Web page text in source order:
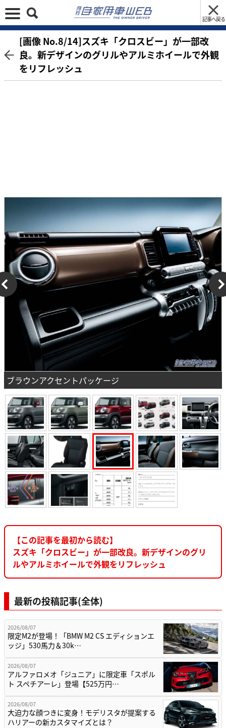
記事へ戻る
[画像 No.8/14]スズキ「クロスビー」が一部改
良。新デザインのグリルやアルミホイールで外観
をリフレッシュ
ブラウンアクセントパッケージ
【この記事を最初から読む】
スズキ「クロスビー」が一部改良。新デザインのグリ
ルやアルミホイールで外観をリフレッシュ
最新の投稿記事(全体)
2026/08/07
限定M2が登場！「BMW M2 CS エディションエ
ッジ」530馬力＆30k…
2026/08/07
アルファロメオ「ジュニア」に限定車「スポル
ト スペチアーレ」登場【525万円…
2026/08/07
大迫力な顔つきに変身！モデリスタが提案する
ハリアーの新カスタマイズとは？